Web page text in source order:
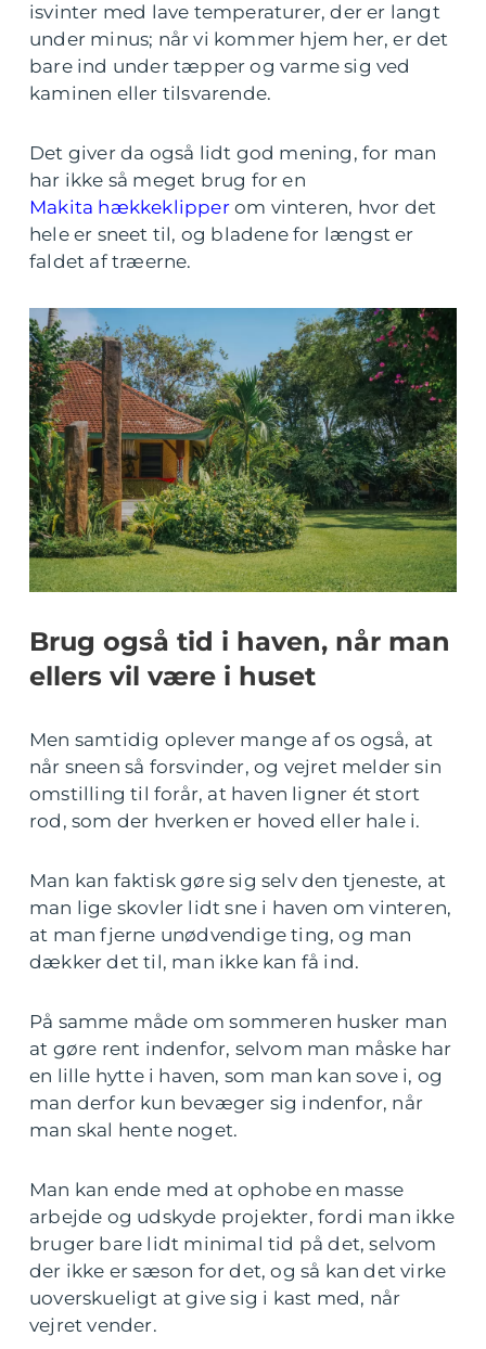
isvinter med lave temperaturer, der er langt
under minus; når vi kommer hjem her, er det
bare ind under tæpper og varme sig ved
kaminen eller tilsvarende.
Det giver da også lidt god mening, for man
har ikke så meget brug for en
Makita hækkeklipperom vinteren, hvor det
hele er sneet til, og bladene for længst er
faldet af træerne.
Brug også tid i haven, når man
ellers vil være i huset
Men samtidig oplever mange af os også, at
når sneen så forsvinder, og vejret melder sin
omstilling til forår, at haven ligner ét stort
rod, som der hverken er hoved eller hale i.
Man kan faktisk gøre sig selv den tjeneste, at
man lige skovler lidt sne i haven om vinteren,
at man fjerne unødvendige ting, og man
dækker det til, man ikke kan få ind.
På samme måde om sommeren husker man
at gøre rent indenfor, selvom man måske har
en lille hytte i haven, som man kan sove i, og
man derfor kun bevæger sig indenfor, når
man skal hente noget.
Man kan ende med at ophobe en masse
arbejde og udskyde projekter, fordi man ikke
bruger bare lidt minimal tid på det, selvom
der ikke er sæson for det, og så kan det virke
uoverskueligt at give sig i kast med, når
vejret vender.